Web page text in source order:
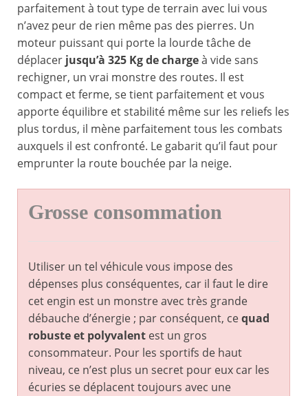
parfaitement à tout type de terrain avec lui vous
n’avez peur de rien même pas des pierres. Un
moteur puissant qui porte la lourde tâche de
déplacer jusqu’à 325 Kg de chargeà vide sans
rechigner, un vrai monstre des routes. Il est
compact et ferme, se tient parfaitement et vous
apporte équilibre et stabilité même sur les reliefs les
plus tordus, il mène parfaitement tous les combats
auxquels il est confronté. Le gabarit qu’il faut pour
emprunter la route bouchée par la neige.
Grosse consommation
Utiliser un tel véhicule vous impose des
dépenses plus conséquentes, car il faut le dire
cet engin est un monstre avec très grande
débauche d’énergie ; par conséquent, cequad
robuste et polyvalent est un gros
consommateur. Pour les sportifs de haut
niveau, ce n’est plus un secret pour eux car les
écuries se déplacent toujours avec une